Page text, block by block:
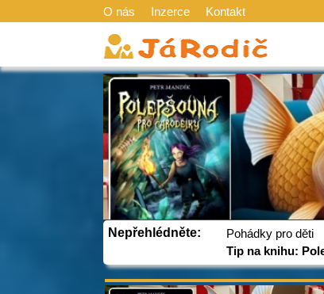
O nás Inzerce Kontakt
Nepřehlédněte:
Pohádky pro děti
Tip na knihu: